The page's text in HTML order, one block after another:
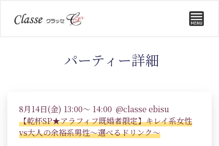
パーティー詳細
8月14日(金) 13:00～ 14:00 @classe ebisu
【乾杯SP★アラフィフ既婚者限定】キレイ系女性
vs大人の余裕系男性～選べるドリンク～